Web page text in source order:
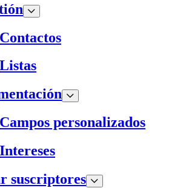
Contactos
Listas
Campos personalizados
Intereses
suscriptores